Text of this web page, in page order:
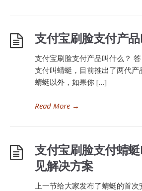
支付宝刷脸支付产
支付宝刷脸支付产品叫什么？
支付叫蜻蜓，目前推出了两代产
蜻蜓以外，如果你 […]
Read More →
支付宝刷脸支付蜻
见解决方案
上一节给大家发布了蜻蜓的首次